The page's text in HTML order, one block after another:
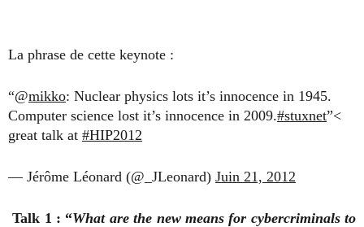
La phrase de cette keynote :
“@mikko: Nuclear physics lots it’s innocence in 1945.
Computer science lost it’s innocence in 2009.#stuxnet”<
great talk at #HIP2012
— Jérôme Léonard (@_JLeonard) Juin 21, 2012
Talk 1 : “What are the new means for cybercriminals to